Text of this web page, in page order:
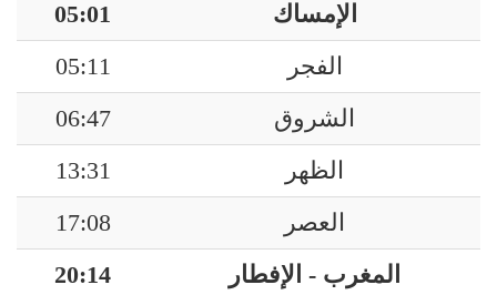
الإمساك
05:01
الفجر
05:11
الشروق
06:47
الظهر
13:31
العصر
17:08
المغرب - الإفطار
20:14